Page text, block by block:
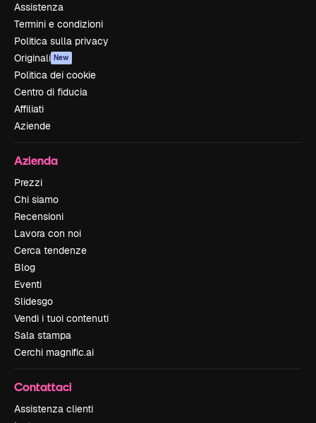
Assistenza
Termini e condizioni
Politica sulla privacy
Originali New
Politica dei cookie
Centro di fiducia
Affiliati
Aziende
Azienda
Prezzi
Chi siamo
Recensioni
Lavora con noi
Cerca tendenze
Blog
Eventi
Slidesgo
Vendi i tuoi contenuti
Sala stampa
Cerchi magnific.ai
Contattaci
Assistenza clienti